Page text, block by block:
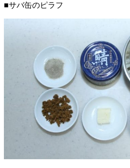
■サバ缶のピラフ